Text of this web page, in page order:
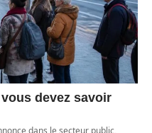
devez savoir
dans le secteur public,